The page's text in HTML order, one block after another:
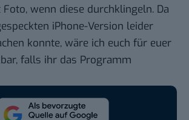
Foto, wenn diese durchklingeln. Da
iPhone-Version leider
konnte, wäre ich euch für euer
falls ihr das Programm